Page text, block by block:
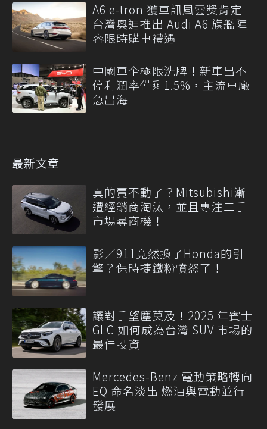
A6 e-tron 獲車訊風雲獎肯定
台灣奧迪推出 Audi A6 旗艦陣
容限時購車禮遇
中國車企極限洗牌！新車出不
停利潤率僅剩1.5%，主流車廠
急出海
最新文章
真的賣不動了？Mitsubishi漸
遭經銷商淘汰，並且專注二手
市場尋商機！
影／911竟然換了Honda的引
擎？保時捷鐵粉憤怒了！
讓對手望塵莫及！2025 年賓士
GLC 如何成為台灣 SUV 市場的
最佳投資
Mercedes-Benz 電動策略轉向
EQ 命名淡出 燃油與電動並行
發展